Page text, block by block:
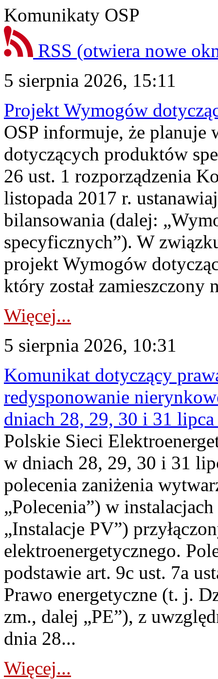
Komunikaty OSP
RSS (otwiera nowe
5 sierpnia 2026, 15:11
Projekt Wymogów
OSP informuje, że planuje
dotyczących produktów
26 ust. 1 rozporządzenia
listopada 2017 r.
bilansowania (dalej:
specyficznych”). W
projekt Wymogów
który został zamieszczony
Więcej...
5 sierpnia 2026, 10:31
Komunikat dotyczący
redysponowanie
dniach 28, 29, 30 i 31
Polskie Sieci
w dniach 28, 29, 30 i 31
polecenia zaniżenia
„Polecenia”) w
„Instalacje PV”)
elektroenergetycznego.
podstawie art. 9c ust. 7a
Prawo energetyczne (t. j.
zm., dalej „PE”), z
dnia 28...
Więcej...